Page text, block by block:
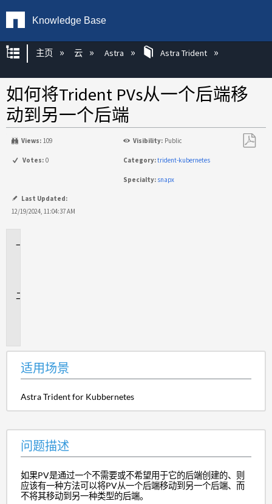
Knowledge Base
扩展/隐缩全局层次
主页 云 Astra Astra Trident
如何将Trident PVs从一个后端移
动到另一个后端
Views: 109 Visibility: Public
Votes: 0 Category:trident-kubernetes
Specialty: snapx
Last Updated:
12/19/2024, 11:04:37 AM
适用场景
Astra Trident for Kubbernetes
问题描述
如果PV是通过一个不需要或不希望用于它的后端创建的、则
应该有一种方法可以将PV从一个后端移动到另一个后端、而
不将其移动到另一种类型的后端。